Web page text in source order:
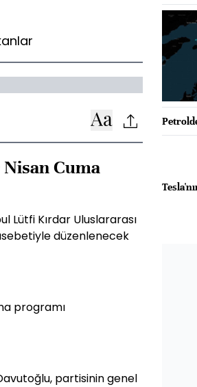
Cuma
Lütfi Kırdar Uluslararası
düzenlenecek
programı
partisinin genel